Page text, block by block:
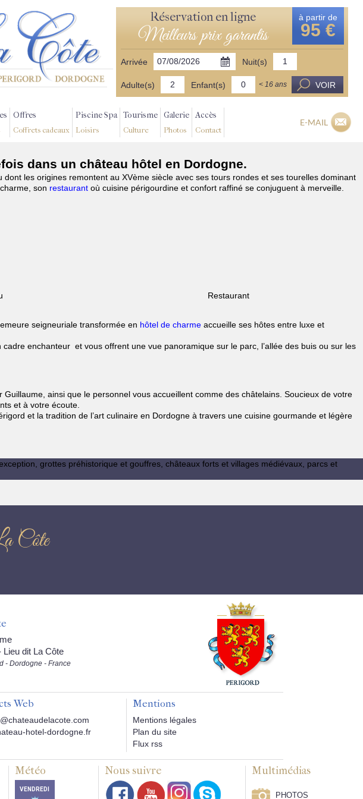
Réservation en ligne
Meilleurs prix garantis
à partir de
95 €
Arrivée Nuit(s)
Adulte(s) Enfant(s) < 16 ans VOIR
Offres
Coffrets cadeaux
Piscine Spa
Loisirs
Tourisme
Culture
Galerie
Photos
Accès
Contact
E-MAIL
dans un château hôtel en Dordogne.
les origines remontent au XVème siècle avec ses tours rondes et ses tourelles dominant
son restaurant où cuisine périgourdine et confort raffiné se conjuguent à merveille.
Restaurant
seigneuriale transformée en hôtel de charme accueille ses hôtes entre luxe et
cadre enchanteur et vous offrent une vue panoramique sur le parc, l’allée des buis ou sur les
ainsi que le personnel vous accueillent comme des châtelains. Soucieux de votre
et à votre écoute.
et la tradition de l’art culinaire en Dordogne à travers une cuisine gourmande et légère
grottes préhistorique et gouffres, châteaux forts et villages médiévaux, parcs et
Côte
dit La Côte
- Dordogne - France
Web
hotel-dordogne.fr
Mentions
Mentions légales
Plan du site
Flux rss
Météo Nous suivre Multimédias
PHOTOS